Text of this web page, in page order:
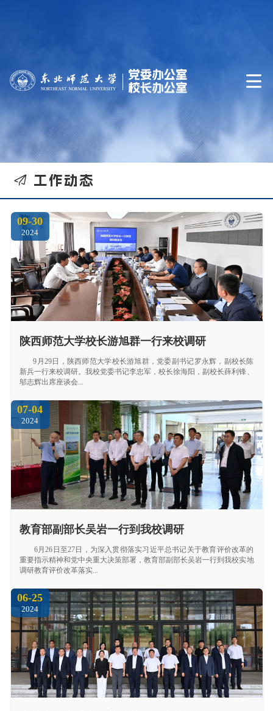

 工作动态
陕西师范大学校长游旭群一行来校调研
9月29日，陕西师范大学校长游旭群，党委副书记罗永辉，副校长陈
新兵一行来校调研。我校党委书记李忠军，校长徐海阳，副校长薛利锋、
邬志辉出席座谈会...
09-30
2024
教育部副部长吴岩一行到我校调研
6月26日至27日，为深入贯彻落实习近平总书记关于教育评价改革的
重要指示精神和党中央重大决策部署，教育部副部长吴岩一行到我校实地
调研教育评价改革落实...
07-04
2024
06-25
2024